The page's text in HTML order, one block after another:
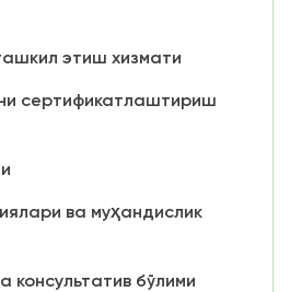
этиш хизмати
сертификатлаштириш
ва муҳандислик
консультатив бўлими